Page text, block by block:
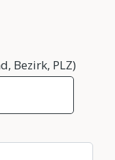
Bezirk, PLZ)